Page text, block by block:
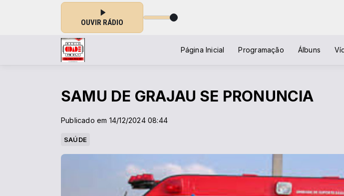
OUVIR RÁDIO
Página Inicial Programação Álbuns
SAMU DE GRAJAU SE PRONUNCIA
Publicado em 14/12/2024 08:44
SAÚDE